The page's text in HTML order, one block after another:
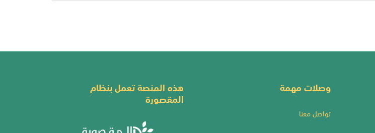
وصلات مهمة
تواصل معنا
هذه المنصة تعمل بنظام
المقصورة